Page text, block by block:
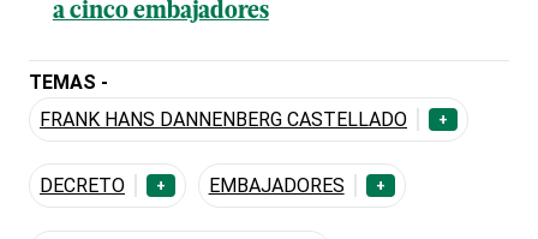
a cinco embajadores
TEMAS -
FRANK HANS DANNENBERG CASTELLADO
+
DECRETO + EMBAJADORES +